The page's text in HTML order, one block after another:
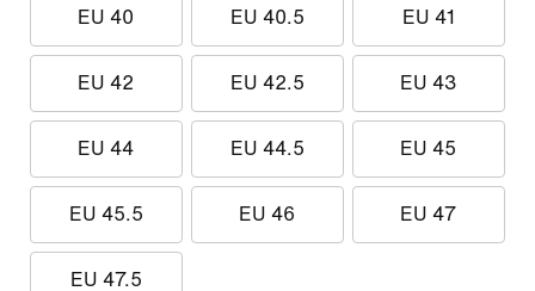
EU 40 EU 40.5 EU 41
EU 42 EU 42.5 EU 43
EU 44 EU 44.5 EU 45
EU 45.5 EU 46 EU 47
EU 47.5